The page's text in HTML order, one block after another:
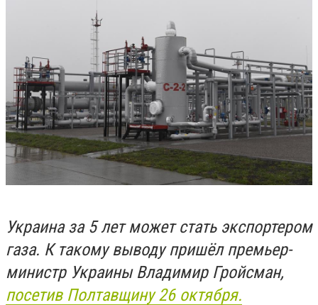
Украина за 5 лет может стать экспортером
газа. К такому выводу пришёл премьер-
министр Украины Владимир Гройсман,
посетив Полтавщину 26 октября.